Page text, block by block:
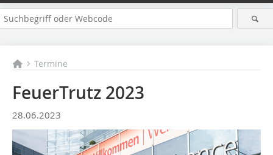
Termine
FeuerTrutz 2023
28.06.2023